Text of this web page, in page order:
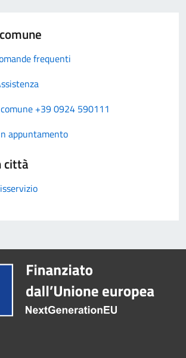
frequenti
+39 0924 590111
appuntamento
città